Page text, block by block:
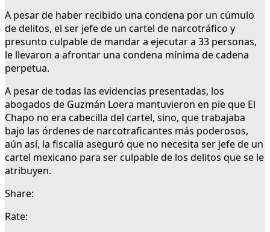
A pesar de haber recibido una condena por un cúmulo
de delitos, el ser jefe de un cartel de narcotráfico y
presunto culpable de mandar a ejecutar a 33 personas,
le llevaron a afrontar una condena mínima de cadena
perpetua.
A pesar de todas las evidencias presentadas, los
abogados de Guzmán Loera mantuvieron en pie que El
Chapo no era cabecilla del cartel, sino, que trabajaba
bajo las órdenes de narcotraficantes más poderosos,
aún así, la fiscalía aseguró que no necesita ser jefe de un
cartel mexicano para ser culpable de los delitos que se le
atribuyen.
Share:
Rate: